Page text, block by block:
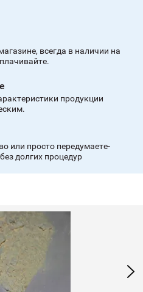
всегда в наличии на
продукции
или просто передумаете-
долгих процедур